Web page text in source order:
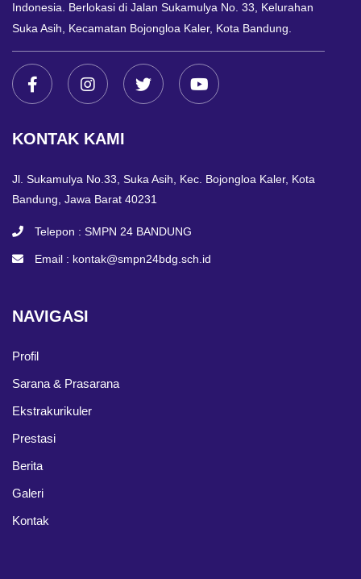
Indonesia. Berlokasi di Jalan Sukamulya No. 33, Kelurahan
Suka Asih, Kecamatan Bojongloa Kaler, Kota Bandung.
KONTAK KAMI
Jl. Sukamulya No.33, Suka Asih, Kec. Bojongloa Kaler, Kota
Bandung, Jawa Barat 40231
Telepon : SMPN 24 BANDUNG
Email : kontak@smpn24bdg.sch.id
NAVIGASI
Profil
Sarana & Prasarana
Ekstrakurikuler
Prestasi
Berita
Galeri
Kontak